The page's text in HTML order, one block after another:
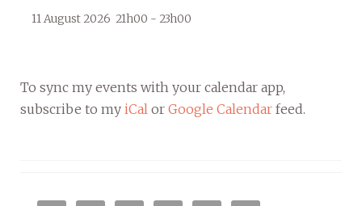
11 August 2026 21h00 - 23h00
To sync my events with your calendar app,
subscribe to my iCal or Google Calendar feed.